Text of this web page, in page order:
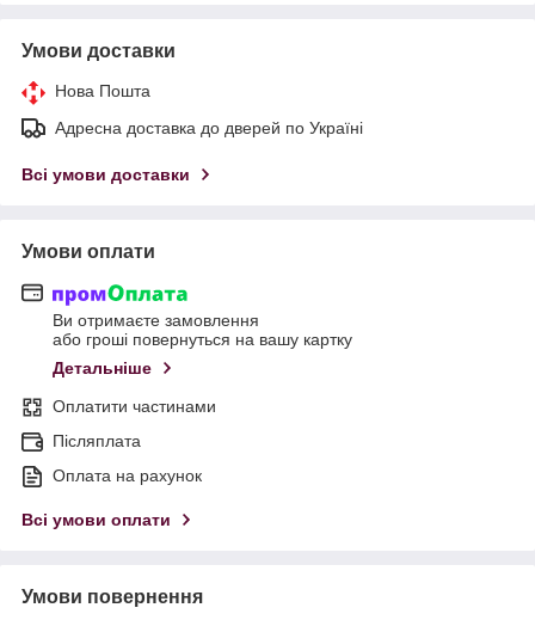
Умови доставки
Нова Пошта
Адресна доставка до дверей по Україні
Всі умови доставки
Умови оплати
Ви отримаєте замовлення
або гроші повернуться на вашу картку
Детальніше
Оплатити частинами
Післяплата
Оплата на рахунок
Всі умови оплати
Умови повернення